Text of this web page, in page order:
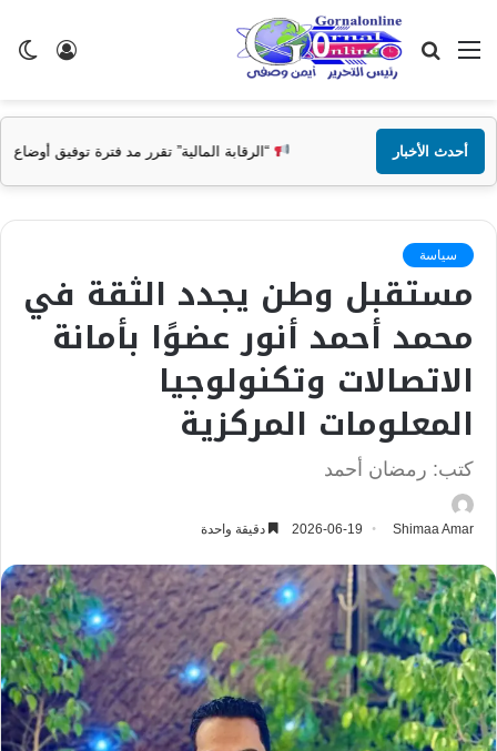
تسجيل
القائمة بحث
عن
أحدث الأخبار “الرقابة المالية” تقرر مد فترة توفيق أوضاع صناديق التأمين الخاصة حتى 31
سياسة
مستقبل وطن يجدد الثقة في
محمد أحمد أنور عضوًا بأمانة
الاتصالات وتكنولوجيا
المعلومات المركزية
كتب: رمضان أحمد
Shimaa Amar
2026-06-19 دقيقة واحدة